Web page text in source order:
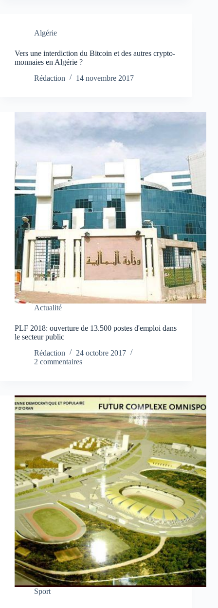
Algérie
Vers une interdiction du Bitcoin et des autres crypto-
monnaies en Algérie ?
Rédaction
14 novembre 2017
Actualité
PLF 2018: ouverture de 13.500 postes d'emploi dans
le secteur public
Rédaction
24 octobre 2017
2 commentaires
Sport